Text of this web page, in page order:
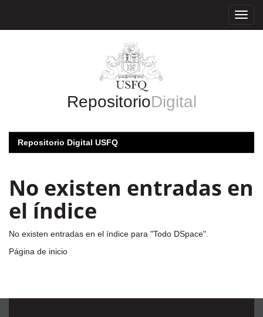
RepositorioDigital
Repositorio Digital USFQ
No existen entradas en
el índice
No existen entradas en el índice para "Todo DSpace".
Página de inicio